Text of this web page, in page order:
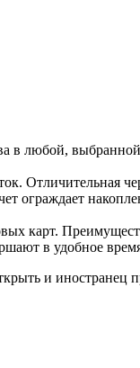
в любой,
Отличительная
ограждает
карт.
в удобное
и иностранец